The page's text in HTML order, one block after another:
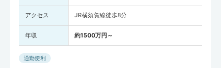
アクセス JR横須賀線徒歩8分
年収 約1500万円～
通勤便利